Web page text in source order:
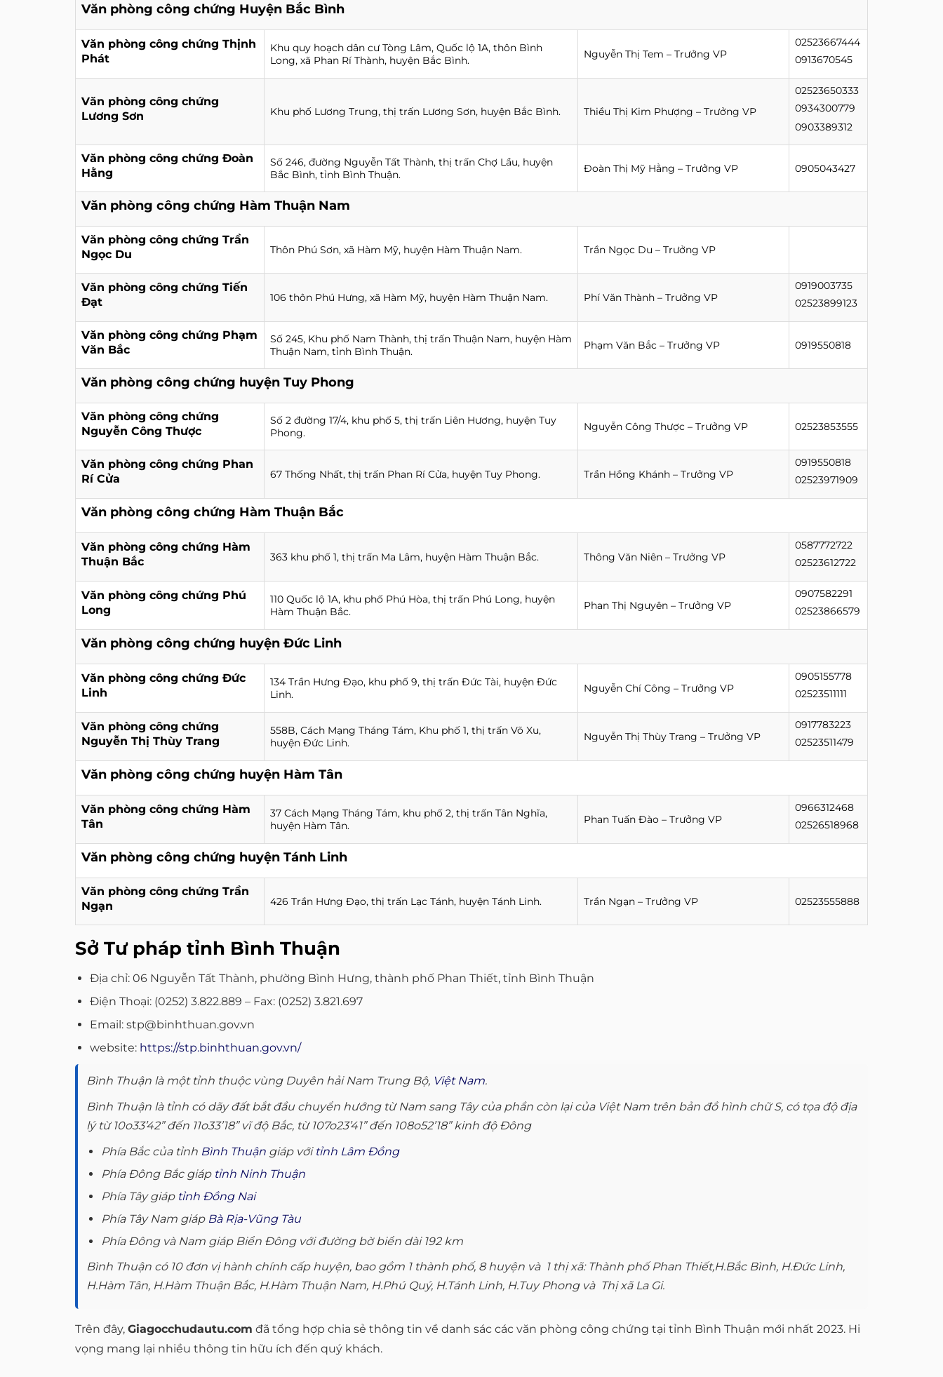
Văn phòng công chứng Huyện Bắc Bình
Văn phòng công chứng Thịnh
Phát
Khu quy hoạch dân cư Tòng Lâm, Quốc lộ 1A, thôn Bình
Long, xã Phan Rí Thành, huyện Bắc Bình.
Nguyễn Thị Tem – Trưởng VP
02523667444
0913670545
Văn phòng công chứng
Lương Sơn
Khu phố Lương Trung, thị trấn Lương Sơn, huyện Bắc Bình. Thiều Thị Kim Phượng – Trưởng VP
02523650333
0934300779
0903389312
Văn phòng công chứng Đoàn
Hằng
Số 246, đường Nguyễn Tất Thành, thị trấn Chợ Lầu, huyện
Bắc Bình, tỉnh Bình Thuận.
Đoàn Thị Mỹ Hằng – Trưởng VP 0905043427
Văn phòng công chứng Hàm Thuận Nam
Văn phòng công chứng Trần
Ngọc Du
Thôn Phú Sơn, xã Hàm Mỹ, huyện Hàm Thuận Nam. Trần Ngọc Du – Trưởng VP
Văn phòng công chứng Tiến
Đạt
106 thôn Phú Hưng, xã Hàm Mỹ, huyện Hàm Thuận Nam. Phí Văn Thành – Trưởng VP
0919003735
02523899123
Văn phòng công chứng Phạm
Văn Bắc
Số 245, Khu phố Nam Thành, thị trấn Thuận Nam, huyện Hàm
Thuận Nam, tỉnh Bình Thuận.
Phạm Văn Bắc – Trưởng VP 0919550818
Văn phòng công chứng huyện Tuy Phong
Văn phòng công chứng
Nguyễn Công Thược
Số 2 đường 17/4, khu phố 5, thị trấn Liên Hương, huyện Tuy
Phong.
Nguyễn Công Thược – Trưởng VP 02523853555
Văn phòng công chứng Phan
Rí Cửa
67 Thống Nhất, thị trấn Phan Rí Cửa, huyện Tuy Phong. Trần Hồng Khánh – Trưởng VP
0919550818
02523971909
Văn phòng công chứng Hàm Thuận Bắc
Văn phòng công chứng Hàm
Thuận Bắc
363 khu phố 1, thị trấn Ma Lâm, huyện Hàm Thuận Bắc. Thông Văn Niên – Trưởng VP
0587772722
02523612722
Văn phòng công chứng Phú
Long
110 Quốc lộ 1A, khu phố Phú Hòa, thị trấn Phú Long, huyện
Hàm Thuận Bắc.
Phan Thị Nguyên – Trưởng VP
0907582291
02523866579
Văn phòng công chứng huyện Đức Linh
Văn phòng công chứng Đức
Linh
134 Trần Hưng Đạo, khu phố 9, thị trấn Đức Tài, huyện Đức
Linh.
Nguyễn Chí Công – Trưởng VP
0905155778
02523511111
Văn phòng công chứng
Nguyễn Thị Thùy Trang
558B, Cách Mạng Tháng Tám, Khu phố 1, thị trấn Võ Xu,
huyện Đức Linh.
Nguyễn Thị Thùy Trang – Trưởng VP
0917783223
02523511479
Văn phòng công chứng huyện Hàm Tân
Văn phòng công chứng Hàm
Tân
37 Cách Mạng Tháng Tám, khu phố 2, thị trấn Tân Nghĩa,
huyện Hàm Tân.
Phan Tuấn Đào – Trưởng VP
0966312468
02526518968
Văn phòng công chứng huyện Tánh Linh
Văn phòng công chứng Trần
Ngạn
426 Trần Hưng Đạo, thị trấn Lạc Tánh, huyện Tánh Linh. Trần Ngạn – Trưởng VP 02523555888
Sở Tư pháp tỉnh Bình Thuận
Địa chỉ: 06 Nguyễn Tất Thành, phường Bình Hưng, thành phố Phan Thiết, tỉnh Bình Thuận
Điện Thoại: (0252) 3.822.889 – Fax: (0252) 3.821.697
Email: stp@binhthuan.gov.vn
website: https://stp.binhthuan.gov.vn/
Bình Thuận là một tỉnh thuộc vùng Duyên hải Nam Trung Bộ, Việt Nam.
Bình Thuận là tỉnh có dãy đất bắt đầu chuyển hướng từ Nam sang Tây của phần còn lại của Việt Nam trên bản đồ hình chữ S, có tọa độ địa
lý từ 10o33’42” đến 11o33’18” vĩ độ Bắc, từ 107o23’41” đến 108o52’18” kinh độ Ðông
Phía Bắc của tỉnh Bình Thuậngiáp với tỉnh Lâm Đồng
Phía Đông Bắc giáp tỉnh Ninh Thuận
Phía Tây giáp tỉnh Đồng Nai
Phía Tây Nam giáp Bà Rịa-Vũng Tàu
Phía Đông và Nam giáp Biển Đông với đường bờ biển dài 192 km
Bình Thuận có 10 đơn vị hành chính cấp huyện, bao gồm 1 thành phố, 8 huyện và 1 thị xã: Thành phố Phan Thiết,H.Bắc Bình, H.Đức Linh,
H.Hàm Tân, H.Hàm Thuận Bắc, H.Hàm Thuận Nam, H.Phú Quý, H.Tánh Linh, H.Tuy Phong và Thị xã La Gi.
Trên đây, Giagocchudautu.com đã tổng hợp chia sẻ thông tin về danh sác các văn phòng công chứng tại tỉnh Bình Thuận mới nhất 2023. Hi
vọng mang lại nhiều thông tin hữu ích đến quý khách.